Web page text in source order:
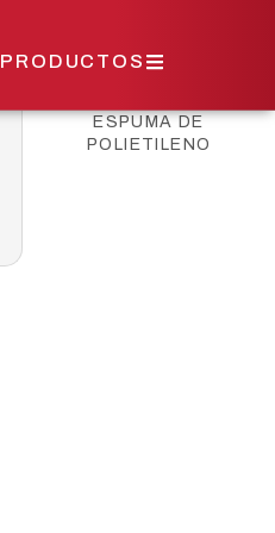
PRODUCTOS
ESPUMA DE
POLIETILENO